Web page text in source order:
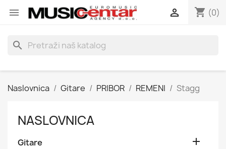
 shopping_cart (0)

search
Naslovnica Gitare PRIBOR REMENI Stagg
NASLOVNICA
Gitare 